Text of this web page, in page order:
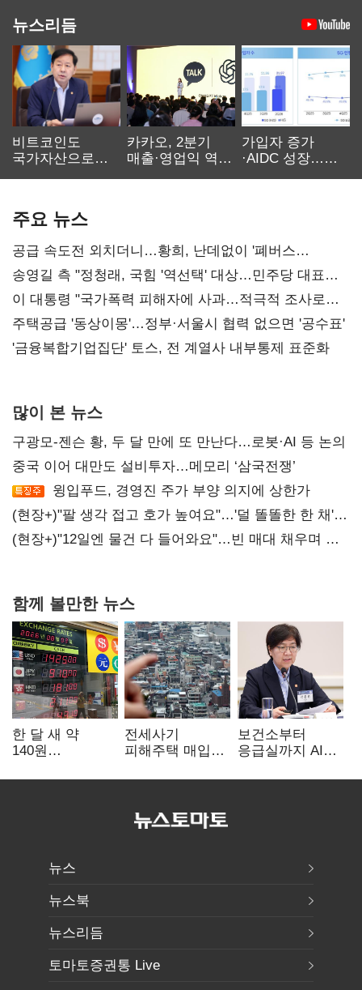
뉴스리듬
비트코인도
국가자산으로…'
카카오, 2분기
매출·영업익 역대
가입자 증가
·AIDC 성장…
주요 뉴스
공급 속도전 외치더니…황희, 난데없이 '폐버스
리모델링' 제안
송영길 측 "정청래, 국힘 '역선택' 대상…민주당 대표로
총선 지휘 못해"
이 대통령 "국가폭력 피해자에 사과…적극적 조사로
진실 밝혀야"
주택공급 '동상이몽'…정부·서울시 협력 없으면 '공수표'
'금융복합기업집단' 토스, 전 계열사 내부통제 표준화
많이 본 뉴스
구광모-젠슨 황, 두 달 만에 또 만난다…로봇·AI 등 논의
중국 이어 대만도 설비투자…메모리 ‘삼국전쟁’
윙입푸드, 경영진 주가 부양 의지에 상한가
(현장+)"팔 생각 접고 호가 높여요"…'덜 똘똘한 한 채'
20억 키맞추기
(현장+)"12일엔 물건 다 들어와요"…빈 매대 채우며 문
함께 볼만한 뉴스
한 달 새 약
140원
엔저'에 원화
전세사기
피해주택 매입
누적 피해자
보건소부터
응급실까지 AI
혁신 본격화
뉴스
뉴스북
뉴스리듬
토마토증권통 Live